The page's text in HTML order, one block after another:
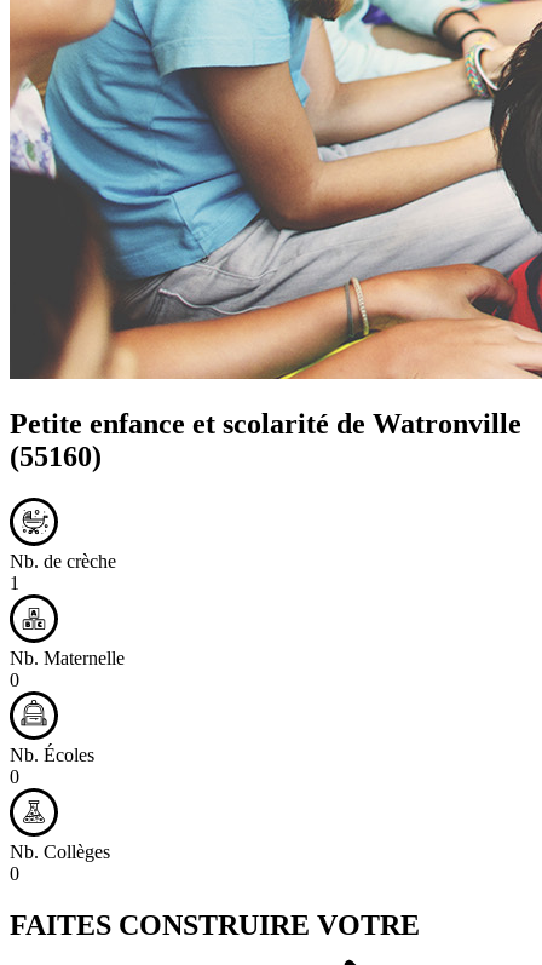
Petite enfance et scolarité de Watronville
(55160)
Nb. de crèche
1
Nb. Maternelle
0
Nb. Écoles
0
Nb. Collèges
0
FAITES CONSTRUIRE VOTRE